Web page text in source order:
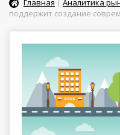
поддержит создание